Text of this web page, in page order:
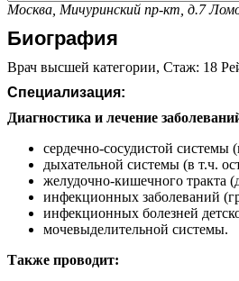
Москва, Мичуринский пр-кт, д.7
Биография
Врач высшей категории, Стаж: 18
Специализация:
Диагностика и лечение
сердечно-сосудистой системы
дыхательной системы (в т.ч.
желудочно-кишечного тракта
инфекционных заболеваний
инфекционных болезней
мочевыделительной системы.
Также проводит: